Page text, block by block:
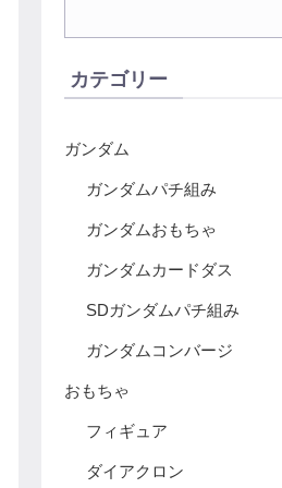
カテゴリー
ガンダム
ガンダムパチ組み
ガンダムおもちゃ
ガンダムカードダス
SDガンダムパチ組み
ガンダムコンバージ
おもちゃ
フィギュア
ダイアクロン